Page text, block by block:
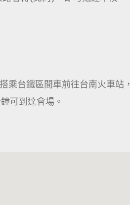
乘台鐵區間車前往台南火車站，
可到達會場。